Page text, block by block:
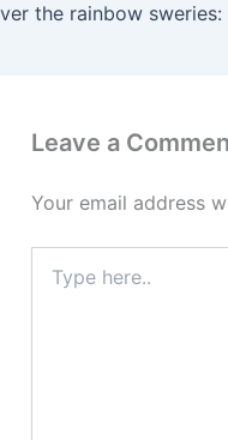
Leave a
Your email address
here..